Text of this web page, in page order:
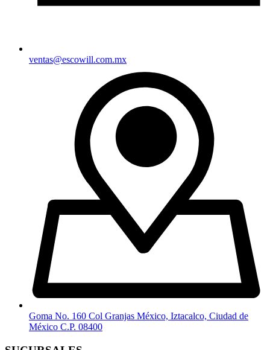
ventas@escowill.com.mx
Goma No. 160 Col Granjas México, Iztacalco, Ciudad de
México C.P. 08400